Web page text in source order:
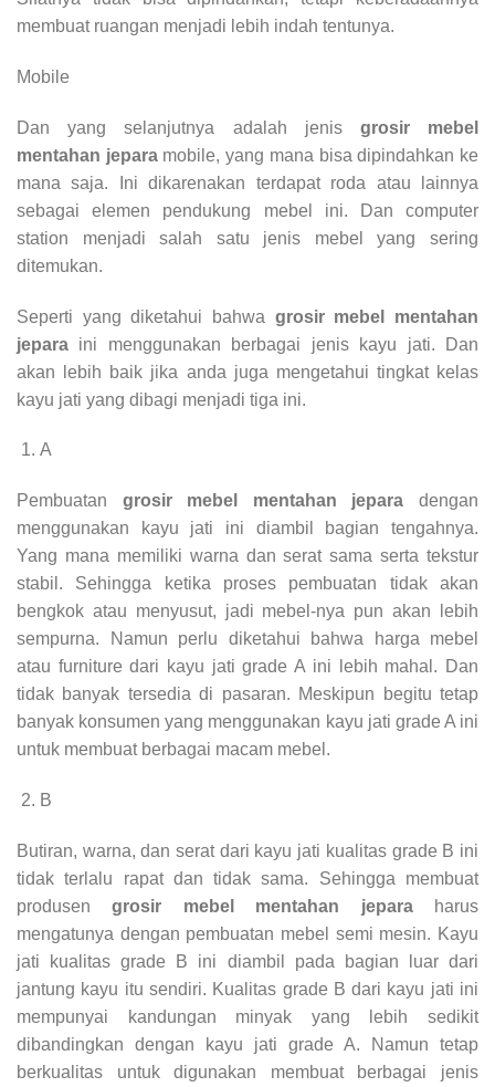
membuat ruangan menjadi lebih indah tentunya.
Mobile
Dan yang selanjutnya adalah jenis grosir mebel
mentahan jepara mobile, yang mana bisa dipindahkan ke
mana saja. Ini dikarenakan terdapat roda atau lainnya
sebagai elemen pendukung mebel ini. Dan computer
station menjadi salah satu jenis mebel yang sering
ditemukan.
Seperti yang diketahui bahwa grosir mebel mentahan
jepara ini menggunakan berbagai jenis kayu jati. Dan
akan lebih baik jika anda juga mengetahui tingkat kelas
kayu jati yang dibagi menjadi tiga ini.
A
Pembuatan grosir mebel mentahan jepara dengan
menggunakan kayu jati ini diambil bagian tengahnya.
Yang mana memiliki warna dan serat sama serta tekstur
stabil. Sehingga ketika proses pembuatan tidak akan
bengkok atau menyusut, jadi mebel-nya pun akan lebih
sempurna. Namun perlu diketahui bahwa harga mebel
atau furniture dari kayu jati grade A ini lebih mahal. Dan
tidak banyak tersedia di pasaran. Meskipun begitu tetap
banyak konsumen yang menggunakan kayu jati grade A ini
untuk membuat berbagai macam mebel.
B
Butiran, warna, dan serat dari kayu jati kualitas grade B ini
tidak terlalu rapat dan tidak sama. Sehingga membuat
produsengrosir mebel mentahan jepara
harus
mengatunya dengan pembuatan mebel semi mesin. Kayu
jati kualitas grade B ini diambil pada bagian luar dari
jantung kayu itu sendiri. Kualitas grade B dari kayu jati ini
mempunyai kandungan minyak yang lebih sedikit
dibandingkan dengan kayu jati grade A. Namun tetap
berkualitas untuk digunakan membuat berbagai jenis